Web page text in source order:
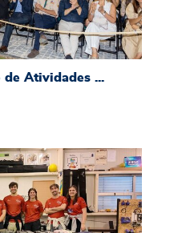
de Atividades ...
representa Portugal